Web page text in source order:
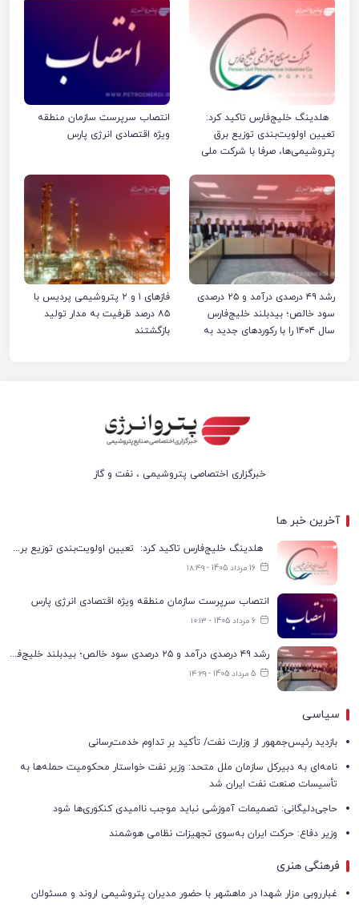
هلدینگ خلیج‌فارس تاکید کرد:
تعیین اولویت‌بندی توزیع برق
پتروشیمی‌ها، صرفا با شرکت ملی
انتصاب سرپرست سازمان منطقه
ویژه اقتصادی انرژی پارس
رشد ۴۹ درصدی درآمد و ۲۵ درصدی
سود خالص؛ بیدبلند خلیج‌فارس
سال ۱۴۰۴ را با رکوردهای جدید به
فازهای ۱ و ۲ پتروشیمی پردیس با
۸۵ درصد ظرفیت به مدار تولید
بازگشتند
خبرگزاری اختصاصی پتروشیمی ، نفت و گاز
آخرین خبر ها
هلدینگ خلیج‌فارس تاکید کرد: تعیین اولویت‌بندی توزیع برق پتروشیمی‌ها، صرفا با شرکت ملی صنایع پتروشیمی ایران است
16 مرداد 1405 - ۱۸:۴۹
انتصاب سرپرست سازمان منطقه ویژه اقتصادی انرژی پارس
6 مرداد 1405 - ۱۰:۱۳
رشد ۴۹ درصدی درآمد و ۲۵ درصدی سود خالص؛ بیدبلند خلیج‌فارس سال ۱۴۰۴ را با رکوردهای جدید به پایان رساند
5 مرداد 1405 - ۱۴:۲۹
سیاسی
بازدید رئیس‌جمهور از وزارت نفت/ تأکید بر تداوم خدمت‌رسانی
نامه‌ای به دبیرکل سازمان ملل متحد: وزیر نفت خواستار محکومیت حمله‌ها به
تأسیسات صنعت نفت ایران شد
حاجی‌دلیگانی: تصمیمات آموزشی نباید موجب ناامیدی کنکوری‌ها شود
وزیر دفاع: حرکت ایران به‌سوی تجهیزات نظامی هوشمند
فرهنگی هنری
غبارروبی مزار شهدا در ماهشهر با حضور مدیران پتروشیمی اروند و مسئولان